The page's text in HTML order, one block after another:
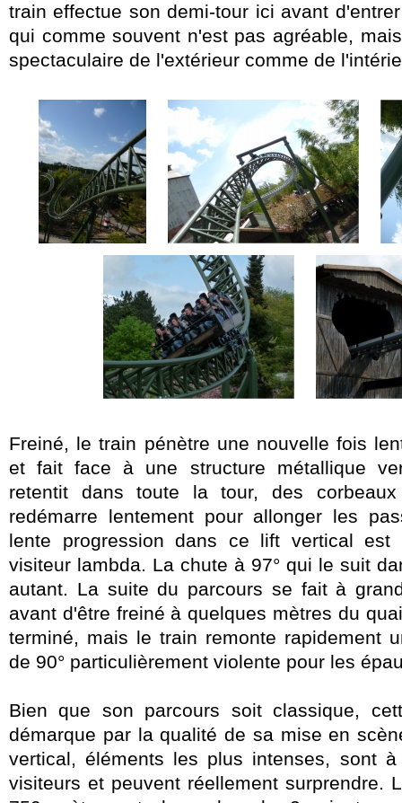
train effectue son demi-tour ici avant
qui comme souvent n'est pas agréable,
spectaculaire de l'extérieur comme de
Freiné, le train pénètre une nouvelle fois
et faitface à une structure métallique
retentit dans toute la tour, des
redémarre lentement pour allonger les
lente progression dans ce lift vertical est
visiteur lambda. La chute à 97° qui le suit
autant. La suite du parcours se fait à
avant d'être freiné à quelques mètres du
terminé, mais le train remonte rapidement
de 90° particulièrement violente pour les
Bien que son parcours soit classique,
démarque par la qualité de sa mise en
vertical, éléments les plus intenses, sont
visiteurs et peuvent réellement surprendre.